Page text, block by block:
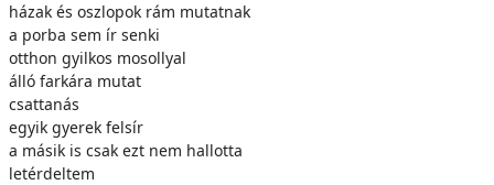
házak és oszlopok rám mutatnak
a porba sem ír senki
otthon gyilkos mosollyal
álló farkára mutat
csattanás
egyik gyerek felsír
a másik is csak ezt nem hallotta
letérdeltem